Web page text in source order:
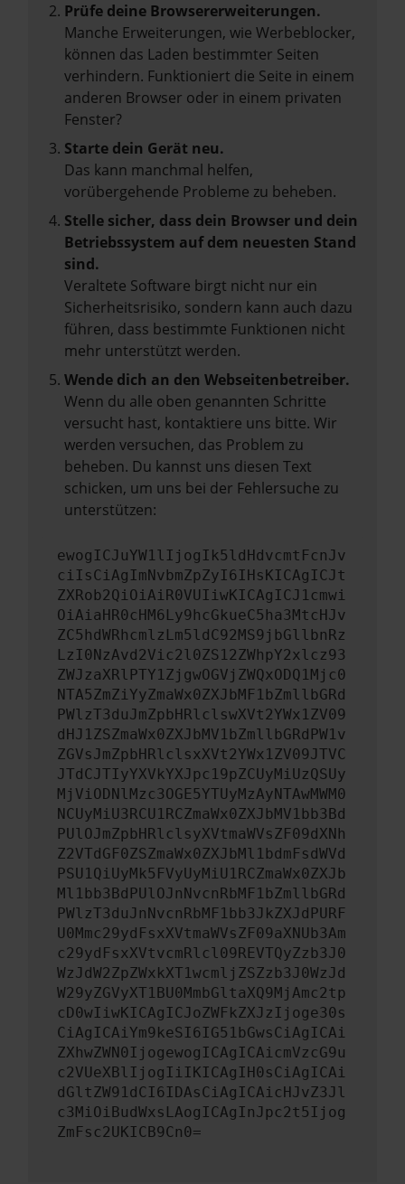
Prüfe deine Browsererweiterungen.
Manche Erweiterungen, wie Werbeblocker,
können das Laden bestimmter Seiten
verhindern. Funktioniert die Seite in einem
anderen Browser oder in einem privaten
Fenster?
Starte dein Gerät neu.
Das kann manchmal helfen,
vorübergehende Probleme zu beheben.
Stelle sicher, dass dein Browser und dein
Betriebssystem auf dem neuesten Stand
sind.
Veraltete Software birgt nicht nur ein
Sicherheitsrisiko, sondern kann auch dazu
führen, dass bestimmte Funktionen nicht
mehr unterstützt werden.
Wende dich an den Webseitenbetreiber.
Wenn du alle oben genannten Schritte
versucht hast, kontaktiere uns bitte. Wir
werden versuchen, das Problem zu
beheben. Du kannst uns diesen Text
schicken, um uns bei der Fehlersuche zu
unterstützen:
ewogICJuYW1lIjogIk5ldHdvcmtFcnJv
ciIsCiAgImNvbmZpZyI6IHsKICAgICJt
ZXRob2QiOiAiR0VUIiwKICAgICJ1cmwi
OiAiaHR0cHM6Ly9hcGkueC5ha3MtcHJv
ZC5hdWRhcmlzLm5ldC92MS9jbGllbnRz
LzI0NzAvd2Vic2l0ZS12ZWhpY2xlcz93
ZWJzaXRlPTY1ZjgwOGVjZWQxODQ1Mjc0
NTA5ZmZiYyZmaWx0ZXJbMF1bZmllbGRd
PWlzT3duJmZpbHRlclswXVt2YWx1ZV09
dHJ1ZSZmaWx0ZXJbMV1bZmllbGRdPW1v
ZGVsJmZpbHRlclsxXVt2YWx1ZV09JTVC
JTdCJTIyYXVkYXJpc19pZCUyMiUzQSUy
MjViODNlMzc3OGE5YTUyMzAyNTAwMWM0
NCUyMiU3RCU1RCZmaWx0ZXJbMV1bb3Bd
PUlOJmZpbHRlclsyXVtmaWVsZF09dXNh
Z2VTdGF0ZSZmaWx0ZXJbMl1bdmFsdWVd
PSU1QiUyMk5FVyUyMiU1RCZmaWx0ZXJb
Ml1bb3BdPUlOJnNvcnRbMF1bZmllbGRd
PWlzT3duJnNvcnRbMF1bb3JkZXJdPURF
U0Mmc29ydFsxXVtmaWVsZF09aXNUb3Am
c29ydFsxXVtvcmRlcl09REVTQyZzb3J0
WzJdW2ZpZWxkXT1wcmljZSZzb3J0WzJd
W29yZGVyXT1BU0MmbGltaXQ9MjAmc2tp
cD0wIiwKICAgICJoZWFkZXJzIjoge30s
CiAgICAiYm9keSI6IG51bGwsCiAgICAi
ZXhwZWN0IjogewogICAgICAicmVzcG9u
c2VUeXBlIjogIiIKICAgIH0sCiAgICAi
dGltZW91dCI6IDAsCiAgICAicHJvZ3Jl
c3MiOiBudWxsLAogICAgInJpc2t5Ijog
ZmFsc2UKICB9Cn0=